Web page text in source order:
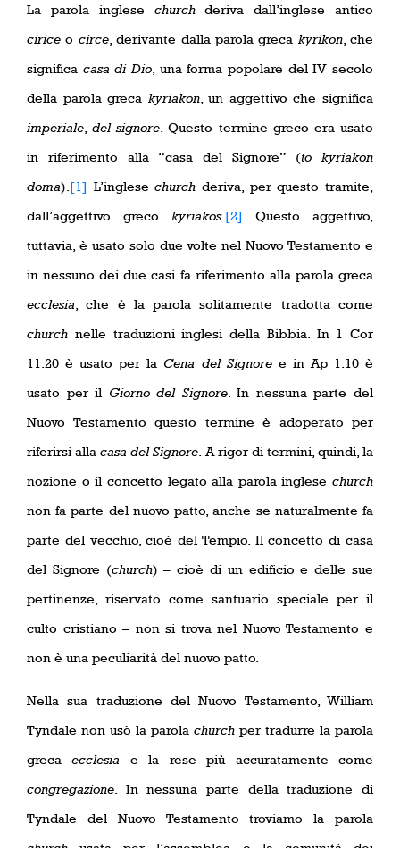
La parola inglese churchderiva dall’inglese antico
cirice o circe, derivante dalla parola greca kyrikon, che
significa casa di Dio , una forma popolare del IV secolo
della parola greca kyriakon, un aggettivo che significa
imperiale ,del signore . Questo termine greco era usato
in riferimento alla “casa del Signore” (to kyriakon
doma). [1] L’inglesechurch deriva, per questo tramite,
dall’aggettivo greco kyriakos. [2]
Questo aggettivo,
tuttavia, è usato solo due volte nel Nuovo Testamento e
in nessuno dei due casi fa riferimento alla parola greca
ecclesia , che è la parola solitamente tradotta come
church nelle traduzioni inglesi della Bibbia. In 1 Cor
11:20 è usato per la Cena del Signoree in Ap 1:10 è
usato per il Giorno del Signore. In nessuna parte del
Nuovo Testamento questo termine è adoperato per
riferirsi allacasa del Signore . A rigor di termini, quindi, la
nozione o il concetto legato alla parola inglese church
non fa parte del nuovo patto, anche se naturalmente fa
parte del vecchio, cioè del Tempio. Il concetto di casa
del Signore (church) – cioè di un edificio e delle sue
pertinenze, riservato come santuario speciale per il
culto cristiano – non si trova nel Nuovo Testamento e
non è una peculiarità del nuovo patto.
Nella sua traduzione del Nuovo Testamento, William
Tyndale non usò la parola church per tradurre la parola
grecaecclesia e la rese più accuratamente come
congregazione . In nessuna parte della traduzione di
Tyndale del Nuovo Testamento troviamo la parola